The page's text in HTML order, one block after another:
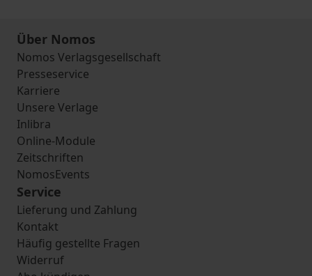
Über Nomos
Nomos Verlagsgesellschaft
Presseservice
Karriere
Unsere Verlage
Inlibra
Online-Module
Zeitschriften
NomosEvents
Service
Lieferung und Zahlung
Kontakt
Häufig gestellte Fragen
Widerruf